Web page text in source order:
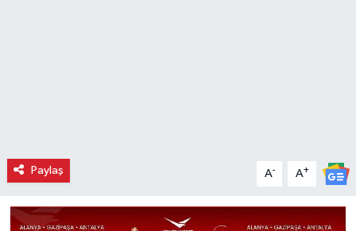
Paylaş A- A+